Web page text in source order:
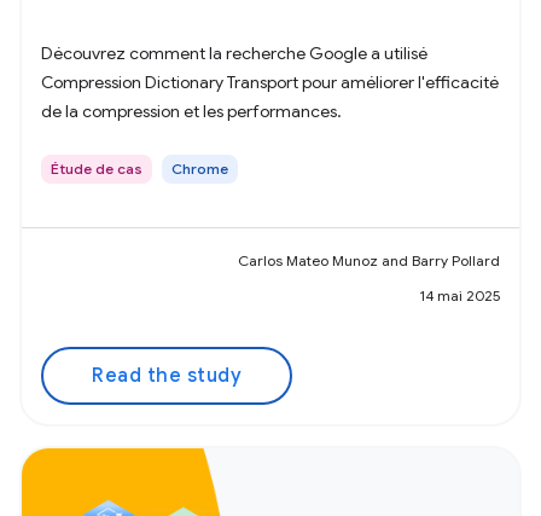
Découvrez comment la recherche Google a utilisé
Compression Dictionary Transport pour améliorer l'efficacité
de la compression et les performances.
Étude de cas Chrome
Carlos Mateo Munoz and Barry Pollard
14 mai 2025
Read the study